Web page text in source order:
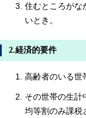
住むところがな
いとき。
2.経済的要件
高齢者のいる世
その世帯の生計
均等割のみ課税